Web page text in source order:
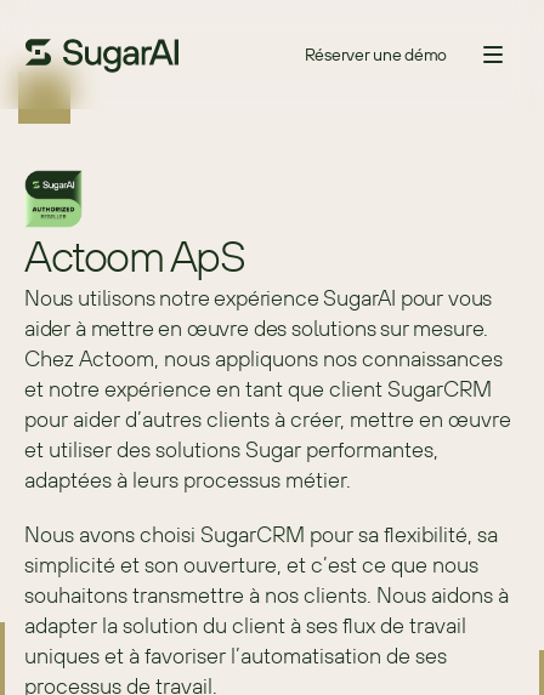
Réserver une démo
Actoom ApS
Nous utilisons notre expérience SugarAI pour vous
aider à mettre en œuvre des solutions sur mesure.
Chez Actoom, nous appliquons nos connaissances
et notre expérience en tant que client SugarCRM
pour aider d’autres clients à créer, mettre en œuvre
et utiliser des solutions Sugar performantes,
adaptées à leurs processus métier.
Nous avons choisi SugarCRM pour sa flexibilité, sa
simplicité et son ouverture, et c’est ce que nous
souhaitons transmettre à nos clients. Nous aidons à
adapter la solution du client à ses flux de travail
uniques et à favoriser l’automatisation de ses
processus de travail.